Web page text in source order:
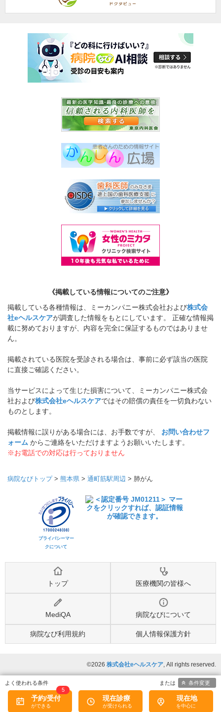
《掲載している情報についてのご注意》
掲載している各種情報は、ミーカンパニー株式会社および株式会
社eヘルスケアが調査した情報をもとにしています。 正確な情報掲
載に努めておりますが、内容を完全に保証するものではありませ
ん。
掲載されている医院を受診される場合は、事前に必ず該当の医院
に直接ご確認ください。
当サービスによって生じた損害について、ミーカンパニー株式会
社および株式会社eヘルスケアではその賠償の責任を一切負わない
ものとします。
掲載情報に誤りがある場合には、お手数ですが、 お問い合わせフ
ォーム からご連絡をいただけますようお願いいたします。
※お電話での対応は行っておりません
病院なびトップ> 熊本県 > 通町筋駅周辺 > 肺がん
プライバシーマー
クについて
トップ 医療機関の皆様へ
MediQA 病院なびについて
病院なび利用規約 個人情報保護方針
©2026 株式会社eヘルスケア, All rights reserved.
予約/受付
5
現在診療 現在地
条件変更